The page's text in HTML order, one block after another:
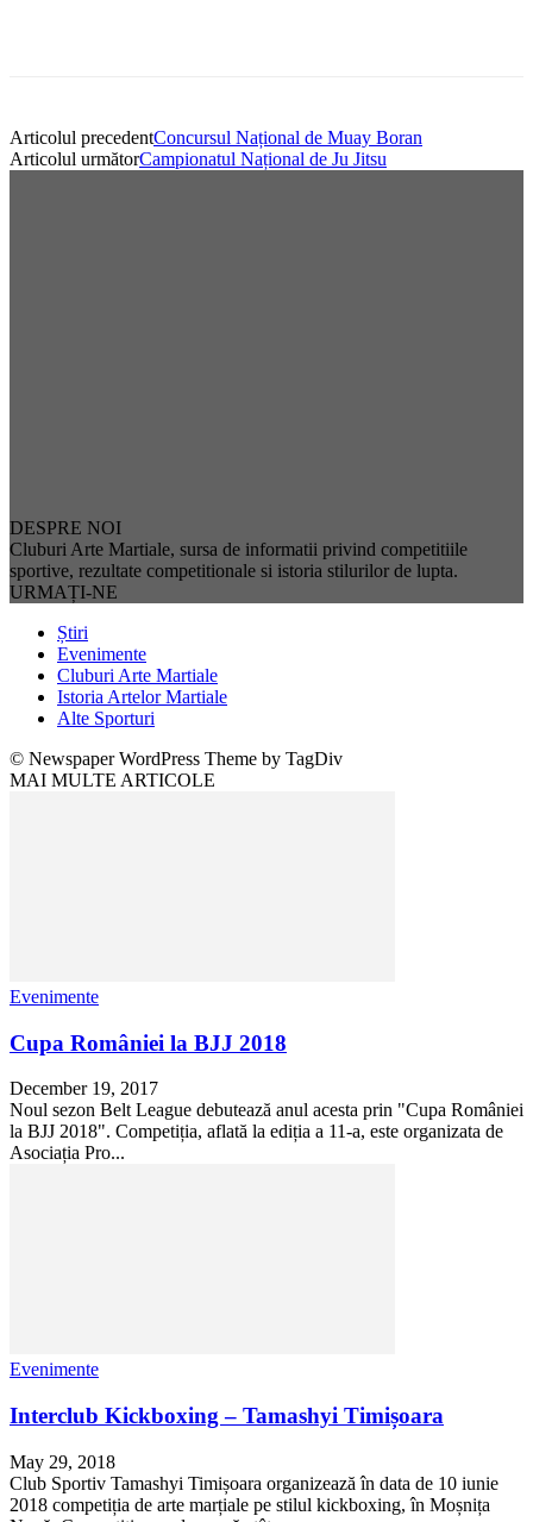
Articolul precedentConcursul Național de Muay Boran
Articolul următorCampionatul Național de Ju Jitsu
DESPRE NOI
Cluburi Arte Martiale, sursa de informatii privind competitiile
sportive, rezultate competitionale si istoria stilurilor de lupta.
URMAȚI-NE
Știri
Evenimente
Cluburi Arte Martiale
Istoria Artelor Martiale
Alte Sporturi
© Newspaper WordPress Theme by TagDiv
MAI MULTE ARTICOLE
Evenimente
Cupa României la BJJ 2018
December 19, 2017
Noul sezon Belt League debutează anul acesta prin "Cupa României
la BJJ 2018". Competiția, aflată la ediția a 11-a, este organizata de
Asociația Pro...
Evenimente
Interclub Kickboxing – Tamashyi Timișoara
May 29, 2018
Club Sportiv Tamashyi Timișoara organizează în data de 10 iunie
2018 competiția de arte marțiale pe stilul kickboxing, în Moșnița